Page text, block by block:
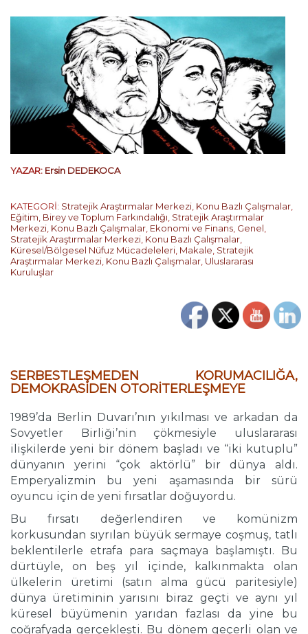
YAZAR: Ersin DEDEKOCA
KATEGORİ: Stratejik Araştırmalar Merkezi Konu Bazlı Çalışmalar
Eğitim, Birey ve Toplum Farkındalığı Stratejik Araştırmalar
Merkezi Konu Bazlı Çalışmalar Ekonomi ve Finans Genel
Stratejik Araştırmalar Merkezi Konu Bazlı Çalışmalar
Küresel/Bölgesel Nüfuz Mücadeleleri Makale Stratejik
Araştırmalar Merkezi Konu Bazlı Çalışmalar Uluslararası
Kuruluşlar
SERBESTLEŞMEDEN KORUMACILIĞA,
DEMOKRASİDEN OTORİTERLEŞMEYE
1989’da Berlin Duvarı’nın yıkılması ve arkadan da
Sovyetler Birliği’nin çökmesiyle uluslararası
ilişkilerde yeni bir dönem başladı ve “iki kutuplu”
dünyanın yerini “çok aktörlü” bir dünya aldı.
Emperyalizmin bu yeni aşamasında bir sürü
oyuncu için de yeni fırsatlar doğuyordu.
Bu fırsatı değerlendiren ve komünizm
korkusundan sıyrılan büyük sermaye coşmuş, tatlı
beklentilerle etrafa para saçmaya başlamıştı. Bu
dürtüyle, on beş yıl içinde, kalkınmakta olan
ülkelerin üretimi (satın alma gücü paritesiyle)
dünya üretiminin yarısını biraz geçti ve aynı yıl
küresel büyümenin yarıdan fazlası da yine bu
coğrafyada gerçekleşti. Bu dönem geçerli olan ve